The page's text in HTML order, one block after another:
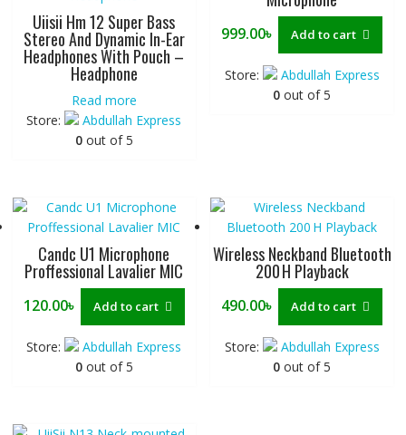
Uiisii Hm 12 Super Bass
Stereo And Dynamic In-Ear
Headphones With Pouch –
Headphone
Read more
Store:
Abdullah Express
0out of 5
999.00৳ Add to cart
Store:
Abdullah Express
0 out of 5
Candc U1 Microphone
Proffessional Lavalier MIC
120.00৳ Add to cart
Store:
Abdullah Express
0out of 5
Wireless Neckband Bluetooth
200 H Playback
490.00৳ Add to cart
Store:
Abdullah Express
0 out of 5